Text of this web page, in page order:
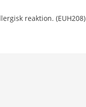
reaktion. (EUH208)